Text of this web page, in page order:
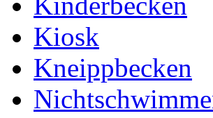
Kiosk
Kneippbecken